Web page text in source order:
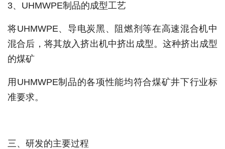
3、UHMWPE制品的成型工艺
将UHMWPE、导电炭黑、阻燃剂等在高速混合机中
混合后，将其放入挤出机中挤出成型。这种挤出成型
的煤矿
用UHMWPE制品的各项性能均符合煤矿井下行业标
准要求。
三、研发的主要过程